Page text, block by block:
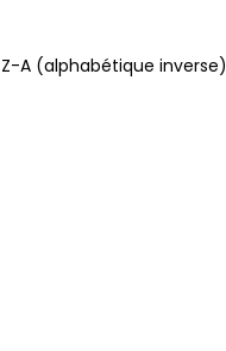
Z-A (alphabétique inverse)